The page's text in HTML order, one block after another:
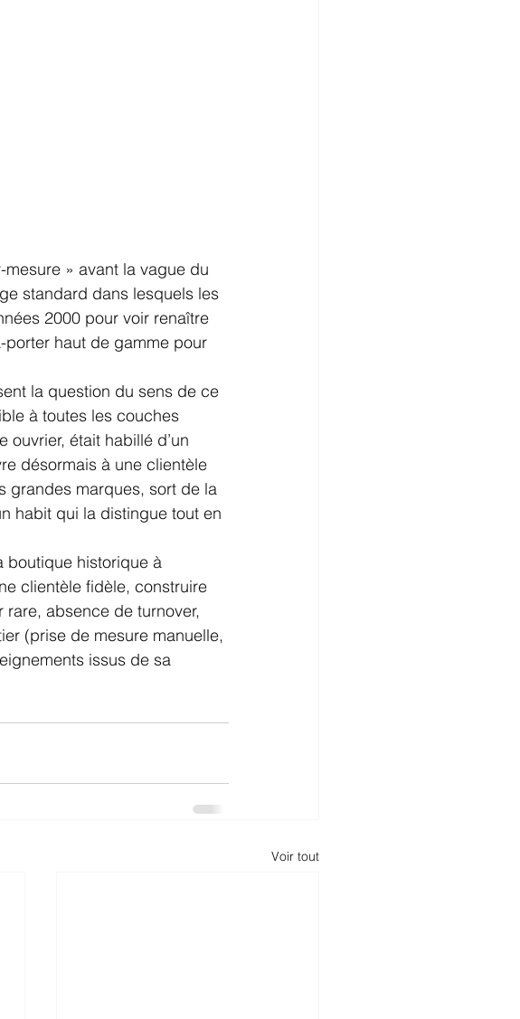
» avant la vague du
standard dans lesquels les
2000 pour voir renaître
porter haut de gamme pour
la question du sens de ce
à toutes les couches
ouvrier, était habillé d’un
désormais à une clientèle
grandes marques, sort de la
habit qui la distingue tout en
boutique historique à
clientèle fidèle, construire
absence de turnover,
(prise de mesure manuelle,
issus de sa
Voir tout